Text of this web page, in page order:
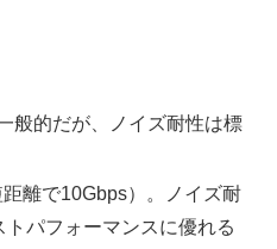
般的だが、ノイズ耐性は標
離で10Gbps）。ノイズ耐
パフォーマンスに優れる